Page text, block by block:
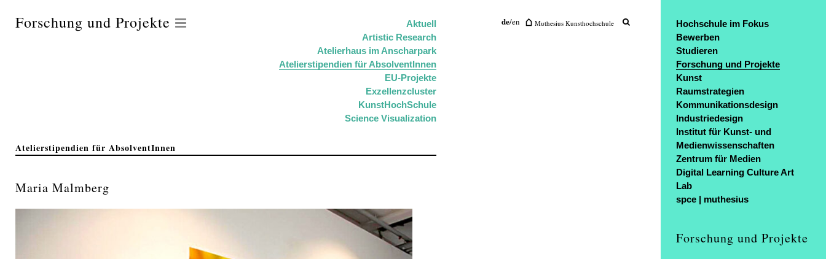
de/en Muthesius Kunsthochschule
Forschung und Projekte
Aktuell
Artistic Research
Atelierhaus im Anscharpark
Atelierstipendien für AbsolventInnen
EU-Projekte
Exzellenzcluster
KunstHochSchule
Science Visualization
Atelierstipendien für AbsolventInnen
Maria Malmberg
Hochschule im Fokus
Bewerben
Studieren
Forschung und Projekte
Kunst
Raumstrategien
Kommunikationsdesign
Industriedesign
Institut für Kunst- und
Medienwissenschaften
Zentrum für Medien
Digital Learning Culture Art
Lab
spce | muthesius
Forschung und Projekte